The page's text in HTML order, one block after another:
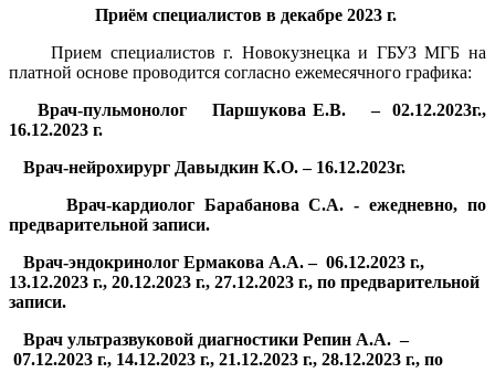
Приём специалистов в декабре 2023 г.
Прием специалистов г. Новокузнецка и ГБУЗ МГБ на
платной основе проводится согласно ежемесячного графика:
Врач-пульмонолог Паршукова Е.В. – 02.12.2023г.,
16.12.2023 г.
Врач-нейрохирург Давыдкин К.О. – 16.12.2023г.
Врач-кардиолог Барабанова С.А. - ежедневно, по
предварительной записи.
Врач-эндокринолог Ермакова А.А. – 06.12.2023 г.,
13.12.2023 г., 20.12.2023 г., 27.12.2023 г., по предварительной
записи.
Врач ультразвуковой диагностики Репин А.А. –
07.12.2023 г., 14.12.2023 г., 21.12.2023 г., 28.12.2023 г., по